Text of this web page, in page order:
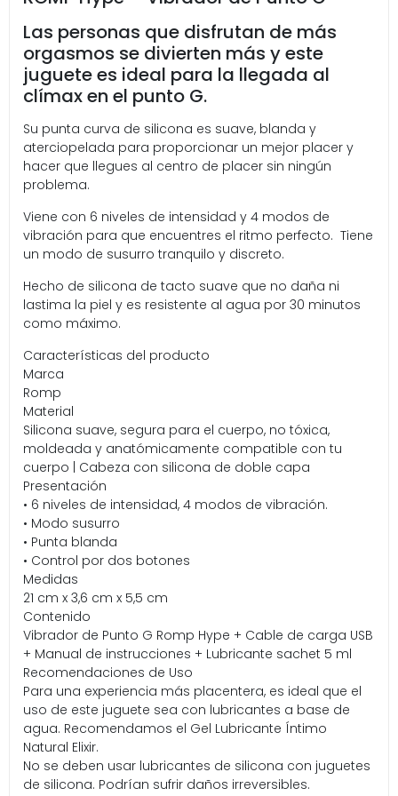
Las personas que disfrutan de más
orgasmos se divierten más y este
juguete es ideal para la llegada al
clímax en el punto G.
Su punta curva de silicona es suave, blanda y
aterciopelada para proporcionar un mejor placer y
hacer que llegues al centro de placer sin ningún
problema.
Viene con 6 niveles de intensidad y 4 modos de
vibración para que encuentres el ritmo perfecto. Tiene
un modo de susurro tranquilo y discreto.
Hecho de silicona de tacto suave que no daña ni
lastima la piel y es resistente al agua por 30 minutos
como máximo.
Características del producto
Marca
Romp
Material
Silicona suave, segura para el cuerpo, no tóxica,
moldeada y anatómicamente compatible con tu
cuerpo | Cabeza con silicona de doble capa
Presentación
• 6 niveles de intensidad, 4 modos de vibración.
• Modo susurro
• Punta blanda
• Control por dos botones
Medidas
21 cm x 3,6 cm x 5,5 cm
Contenido
Vibrador de Punto G Romp Hype + Cable de carga USB
+ Manual de instrucciones + Lubricante sachet 5 ml
Recomendaciones de Uso
Para una experiencia más placentera, es ideal que el
uso de este juguete sea con lubricantes a base de
agua. Recomendamos el Gel Lubricante Íntimo
Natural Elixir.
No se deben usar lubricantes de silicona con juguetes
de silicona. Podrían sufrir daños irreversibles.